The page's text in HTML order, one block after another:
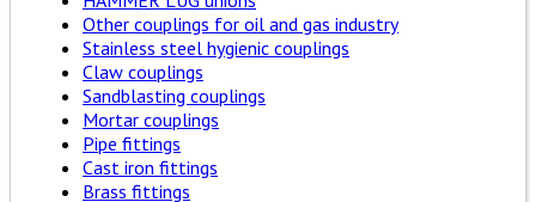
Other couplings for oil and gas industry
Stainless steel hygienic couplings
Claw couplings
Sandblasting couplings
Mortar couplings
Pipe fittings
Cast iron fittings
Brass fittings